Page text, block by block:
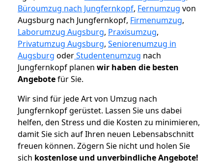
Büroumzug nach Jungfernkopf, Fernumzug von
Augsburg nach Jungfernkopf, Firmenumzug,
Laborumzug Augsburg, Praxisumzug,
Privatumzug Augsburg, Seniorenumzug in
Augsburg oderStudentenumzug nach
Jungfernkopf planen wir haben die besten
Angebotefür Sie.
Wir sind für jede Art von Umzug nach
Jungfernkopf gerüstet. Lassen Sie uns dabei
helfen, den Stress und die Kosten zu minimieren,
damit Sie sich auf Ihren neuen Lebensabschnitt
freuen können. Zögern Sie nicht und holen Sie
sich kostenlose und unverbindliche Angebote!